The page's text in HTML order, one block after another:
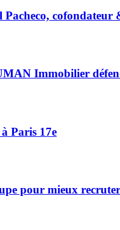
Pacheco,
Immobilier
Paris 17e
pour mieux